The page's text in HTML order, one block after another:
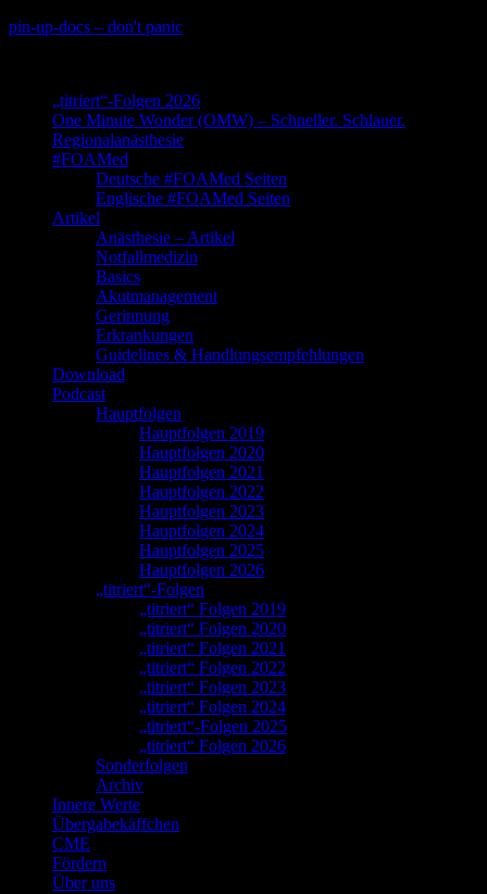
Skip
pin-up-docs – don't panic
„titriert“-Folgen 2026
One Minute Wonder (OMW) – Schneller. Schlauer.
Regionalanästhesie
#FOAMed
Deutsche #FOAMed Seiten
Englische #FOAMed Seiten
Artikel
Anästhesie – Artikel
Notfallmedizin
Basics
Akutmanagement
Gerinnung
Erkrankungen
Guidelines & Handlungsempfehlungen
Download
Podcast
Hauptfolgen
Hauptfolgen 2019
Hauptfolgen 2020
Hauptfolgen 2021
Hauptfolgen 2022
Hauptfolgen 2023
Hauptfolgen 2024
Hauptfolgen 2025
Hauptfolgen 2026
„titriert“-Folgen
„titriert“ Folgen 2019
„titriert“ Folgen 2020
„titriert“ Folgen 2021
„titriert“ Folgen 2022
„titriert“ Folgen 2023
„titriert“ Folgen 2024
„titriert“-Folgen 2025
„titriert“ Folgen 2026
Sonderfolgen
Archiv
Innere Werte
Übergabekäffchen
CME
Fördern
Über uns